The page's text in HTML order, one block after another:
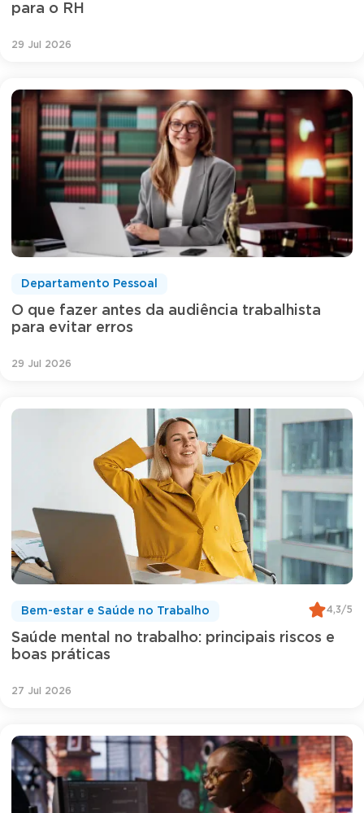
para o RH
29 Jul 2026
O que fazer antes da audiência trabalhista
para evitar erros
Departamento Pessoal
29 Jul 2026
Saúde mental no trabalho: principais riscos e
boas práticas
Bem-estar e Saúde no Trabalho 4,3/5
27 Jul 2026